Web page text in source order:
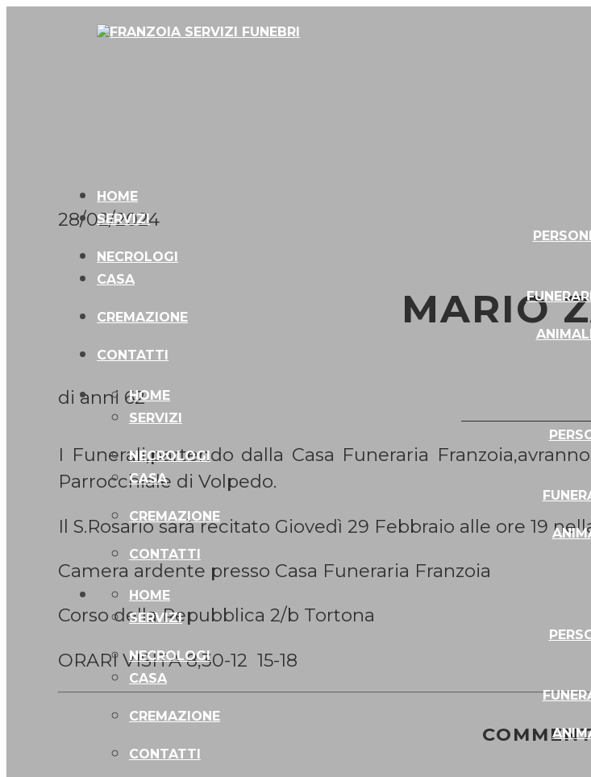
HOME
SERVIZI
NECROLOGI
CASA
CREMAZIONE
CONTATTI
HOME
SERVIZI
NECROLOGI
CASA
CREMAZIONE
CONTATTI
HOME
SERVIZI
NECROLOGI
CASA
CREMAZIONE
CONTATTI
28/02/2024
MARIO
di anni 62
I Funerali,partendo dalla Casa Funeraria
Parrocchiale di Volpedo.
Il S.Rosario sarà recitato Giovedì 29 Febbraio alle ore 19
Camera ardente presso Casa Funeraria Franzoia
Corso della Repubblica 2/b Tortona
ORARI VISITA 8,30-12 15-18